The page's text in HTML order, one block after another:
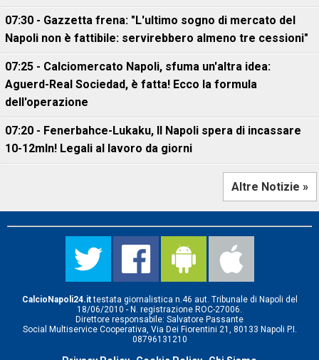
07:30 - Gazzetta frena: "L'ultimo sogno di mercato del
Napoli non è fattibile: servirebbero almeno tre cessioni"
07:25 - Calciomercato Napoli, sfuma un'altra idea:
Aguerd-Real Sociedad, è fatta! Ecco la formula
dell'operazione
07:20 - Fenerbahce-Lukaku, ll Napoli spera di incassare
10-12mln! Legali al lavoro da giorni
Altre Notizie »
CalcioNapoli24.ittestata giornalistica n.46 aut. Tribunale di Napoli del
18/06/2010 - N. registrazione ROC-27006.
Direttore responsabile: Salvatore Passante
Social Multiservice Cooperativa, Via Dei Fiorentini 21, 80133 Napoli P.I.
08796131210